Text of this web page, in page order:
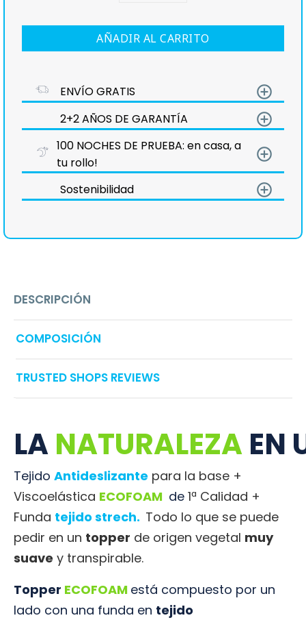
AÑADIR AL CARRITO
ENVÍO GRATIS add_circle_outline
2+2 AÑOS DE GARANTÍA add_circle_outline
100 NOCHES DE PRUEBA: en casa, a
tu rollo!
add_circle_outline
Sostenibilidad add_circle_outline
DESCRIPCIÓN
COMPOSICIÓN
TRUSTED SHOPS REVIEWS
LA NATURALEZA EN
Tejido Antideslizante para la base +
Viscoelástica ECOFOAM de 1ª Calidad +
Funda tejido strech. Todo lo que se puede
pedir en un topper de origen vegetal muy
suave y transpirable.
Topper ECOFOAM está compuesto por un
lado con una funda en tejido